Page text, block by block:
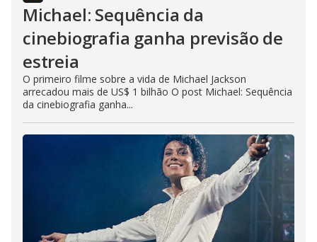
Michael: Sequência da
cinebiografia ganha previsão de
estreia
O primeiro filme sobre a vida de Michael Jackson
arrecadou mais de US$ 1 bilhão O post Michael: Sequência
da cinebiografia ganha...